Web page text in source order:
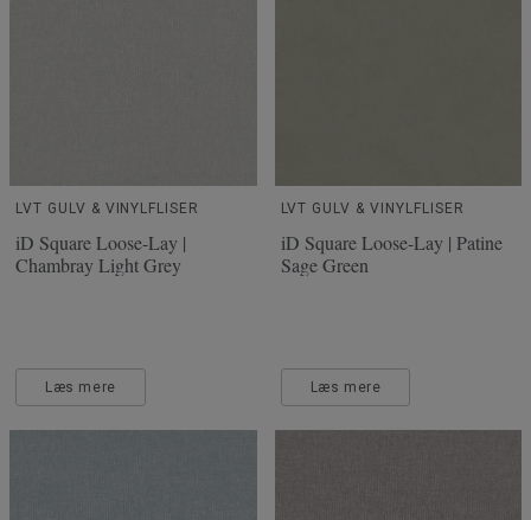
LVT GULV & VINYLFLISER
iD Square Loose-Lay |
Chambray Light Grey
Læs mere
LVT GULV & VINYLFLISER
iD Square Loose-Lay | Patine
Sage Green
Læs mere